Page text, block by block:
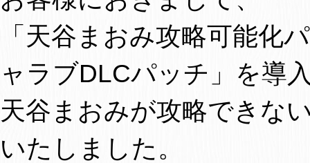
「天谷まおみ攻略可能化
ャラブDLCパッチ」を導
天谷まおみが攻略できな
いたしました。